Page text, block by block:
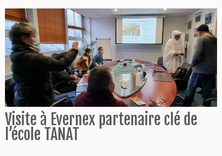
au
contenu
Visite à Evernex partenaire clé de
l’école TANAT